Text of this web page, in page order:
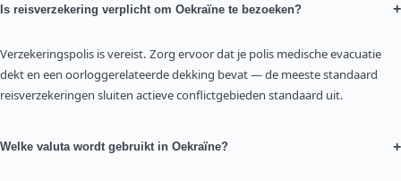
Is reisverzekering verplicht om Oekraïne te bezoeken? +
Verzekeringspolis is vereist. Zorg ervoor dat je polis medische evacuatie
dekt en een oorloggerelateerde dekking bevat — de meeste standaard
reisverzekeringen sluiten actieve conflictgebieden standaard uit.
Welke valuta wordt gebruikt in Oekraïne? +